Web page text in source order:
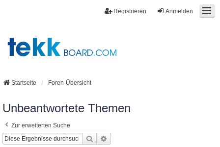
Anmelden
Registrieren
Startseite Foren-Übersicht
Unbeantwortete Themen
Zur erweiterten Suche
Suche